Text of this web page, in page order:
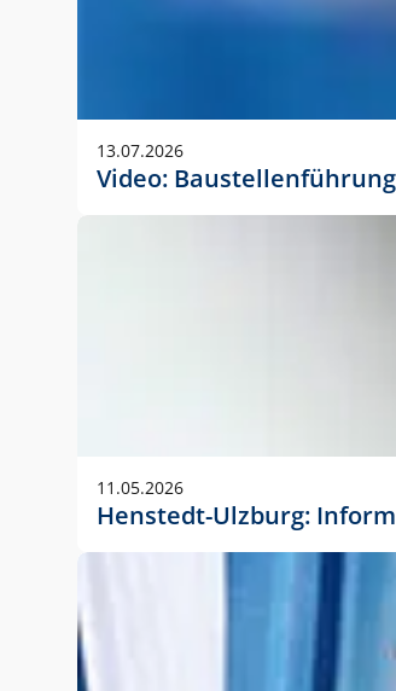
13.07.2026
Video:
11.05.2026
Henstedt-Ulzburg: